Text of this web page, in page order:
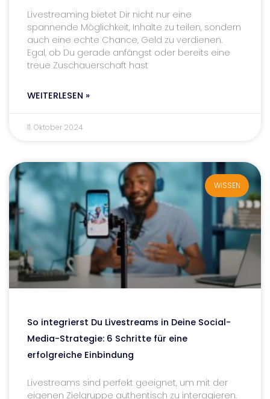
Livestreaming bietet Dir nicht nur eine
spannende Möglichkeit, Inhalte zu teilen, sondern
auch eine echte Chance, Geld zu verdienen.
Egal, ob Du gerade anfängst oder bereits eine
treue Zuschauerschaft hast
WEITERLESEN »
11. Oktober 2024
WISSEN
So integrierst Du Livestreams in Deine Social-
Media-Strategie: 6 Schritte für eine
erfolgreiche Einbindung
Livestreams sind perfekt geeignet, um mit der
eigenen Zielgruppe authentisch zu interagieren.